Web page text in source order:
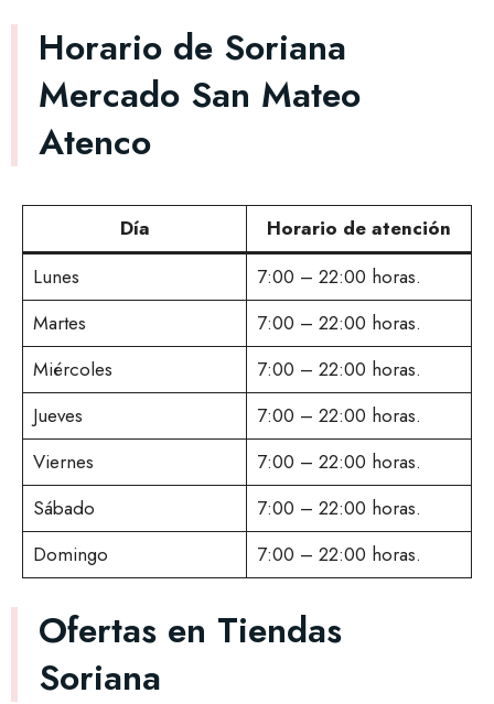
Horario de Soriana
Mercado San Mateo
Atenco
Día
Horario de atención
Lunes
7:00 – 22:00 horas.
Martes
7:00 – 22:00 horas.
Miércoles
7:00 – 22:00 horas.
Jueves
7:00 – 22:00 horas.
Viernes
7:00 – 22:00 horas.
Sábado
7:00 – 22:00 horas.
Domingo
7:00 – 22:00 horas.
Ofertas en Tiendas
Soriana